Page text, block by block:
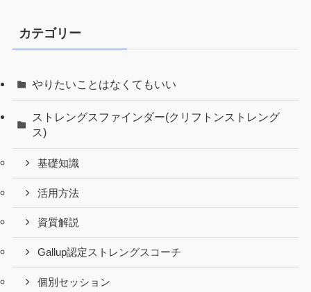
カテゴリー
やりたいことはなくてもいい
ストレングスファインダー(クリフトンストレング
ス)
基礎知識
活用方法
資質解説
Gallup認定ストレングスコーチ
個別セッション